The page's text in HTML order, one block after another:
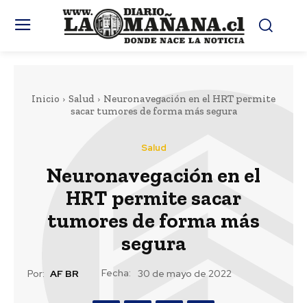
Inicio Salud
Neuronavegación en el HRT permite
sacar tumores de forma más segura
Salud
Neuronavegación en el
HRT permite sacar
tumores de forma más
segura
Por: AF BR Fecha: 30 de mayo de 2022